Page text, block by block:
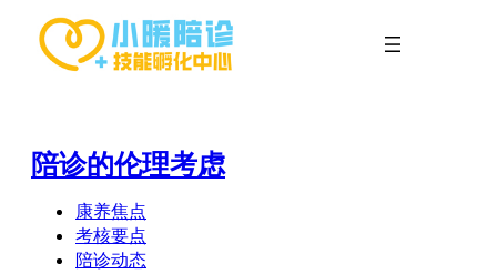
陪诊的伦理考虑
康养焦点
考核要点
陪诊动态